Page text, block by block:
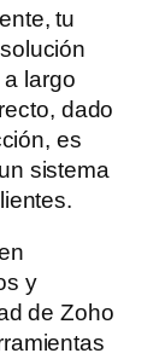
tu
largo
dado
es
sistema
y
de Zoho